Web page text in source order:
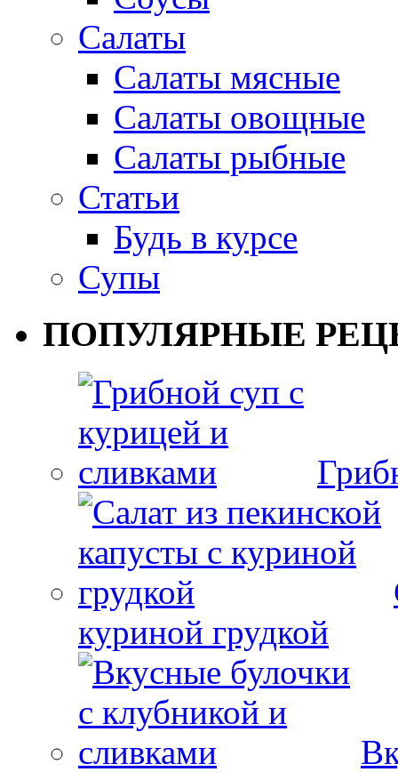
Салаты
Салаты мясные
Салаты овощные
Салаты рыбные
Статьи
Будь в курсе
Супы
ПОПУЛЯРНЫЕ
куриной грудкой